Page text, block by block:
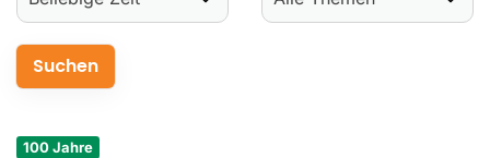
100 Jahre
Verantwortung